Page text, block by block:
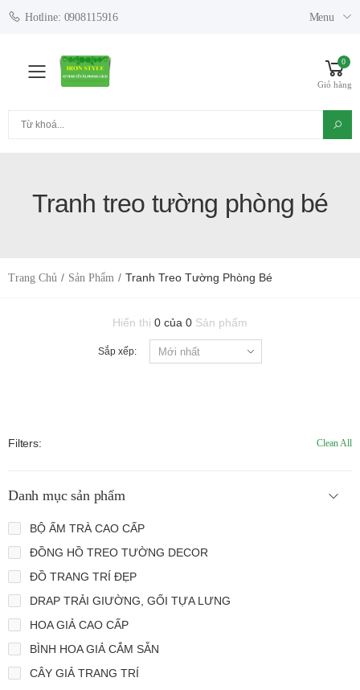
Hotline: 0908115916 Menu
Toggle mobile menu
0
Giỏ hàng
Tranh treo tường phòng bé
Trang Chủ Sản Phẩm Tranh Treo Tường Phòng Bé
Hiển thị 0 của 0 Sản phẩm
Sắp xếp:
Filters: Clean All
Danh mục sản phẩm
BỘ ẤM TRÀ CAO CẤP
ĐỒNG HỒ TREO TƯỜNG DECOR
ĐỒ TRANG TRÍ ĐẸP
DRAP TRẢI GIƯỜNG, GỐI TỰA LƯNG
HOA GIẢ CAO CẤP
BÌNH HOA GIẢ CẮM SẴN
CÂY GIẢ TRANG TRÍ